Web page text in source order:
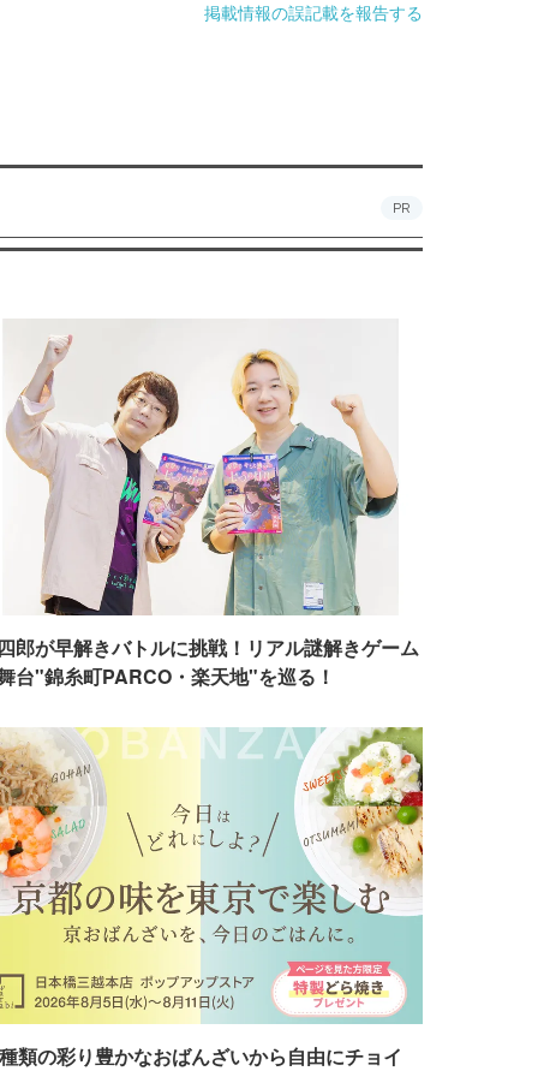
掲載情報の誤記載を報告する
PR
郎が早解きバトルに挑戦！リアル謎解きゲーム
台"錦糸町PARCO・楽天地"を巡る！
類の彩り豊かなおばんざいから自由にチョイ